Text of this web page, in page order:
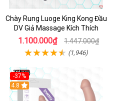
Chày Rung Luoge King Kong Đầu
DV Giả Massage Kích Thích
1.100.000₫ 1.447.000₫
(1,946)
-37%
Hot
4.8